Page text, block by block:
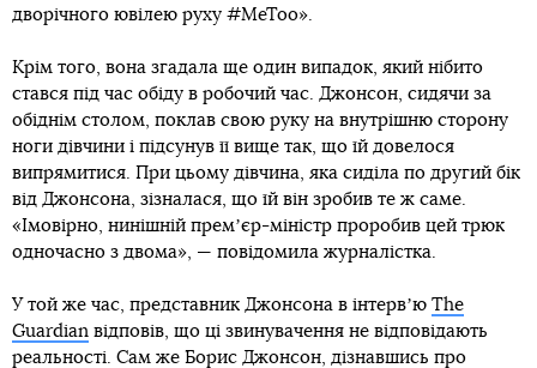
дворічного ювілею руху #MeToo».
Крім того, вона згадала ще один випадок, який нібито
стався під час обіду в робочий час. Джонсон, сидячи за
обіднім столом, поклав свою руку на внутрішню сторону
ноги дівчини і підсунув її вище так, що їй довелося
випрямитися. При цьому дівчина, яка сиділа по другий бік
від Джонсона, зізналася, що їй він зробив те ж саме.
«Імовірно, нинішній премʼєр-міністр проробив цей трюк
одночасно з двома», — повідомила журналістка.
У той же час, представник Джонсона в інтервʼю The
Guardian відповів, що ці звинувачення не відповідають
реальності. Сам же Борис Джонсон, дізнавшись про